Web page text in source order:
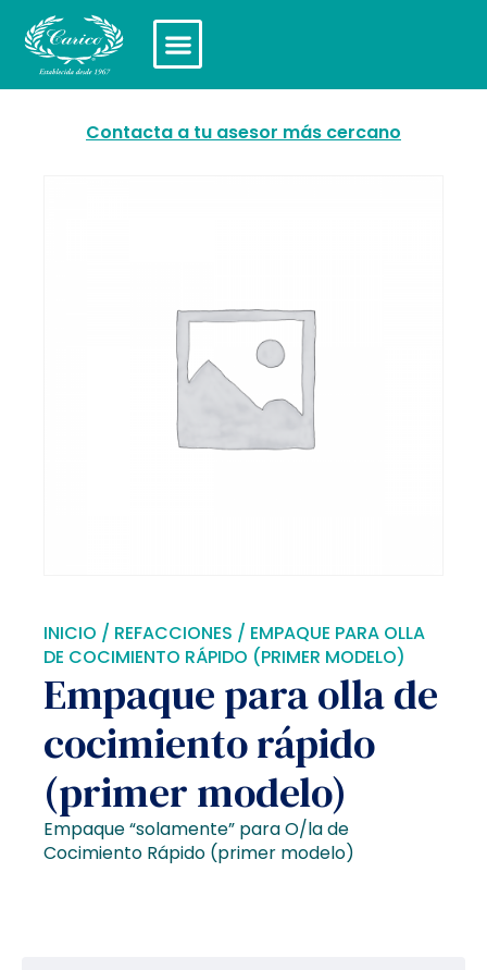
Contacta a tu asesor más cercano
INICIO / REFACCIONES / EMPAQUE PARA OLLA
DE COCIMIENTO RÁPIDO (PRIMER MODELO)
Empaque para olla de
cocimiento rápido
(primer modelo)
Empaque “solamente” para O/la de
Cocimiento Rápido (primer modelo)